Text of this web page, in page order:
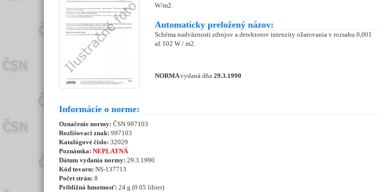
W/m2.
Automaticky preložený názov:
Schéma nadväznosti zdrojov a detektorov intenzity ožarovania v rozsahu 0,001
až 102 W / m2.
NORMAvydaná dňa 29.3.1990
Informácie o norme:
Označenie normy: ČSN 997103
Rozlišovací znak: 997103
Katalógové číslo: 32029
Poznámka: NEPLATNÁ
Dátum vydania normy: 29.3.1990
Kód tovaru: NS-137713
Počet strán: 8
Približná hmotnosť: 24 g (0.05 libier)